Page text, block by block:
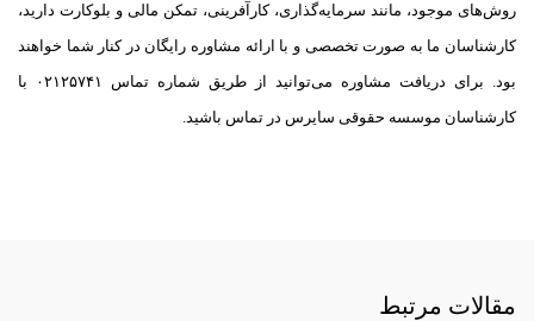
روش‌های موجود، مانند سرمایه‌گذاری، کارآفرینی، تمکن مالی و بلوکارت دارید،
کارشناسان ما به صورت تخصصی و با ارائه مشاوره رایگان در کنار شما خواهند
بود. برای دریافت مشاوره می‌توانید از طریق شماره تماس ۰۲۱۲۵۷۴۱ با
کارشناسان موسسه حقوقی سایرس در تماس باشید.
مقالات مرتبط
آلمان؟